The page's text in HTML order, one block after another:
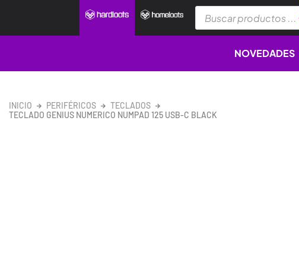
contenido
productos
NOVEDADES
INICIO PERIFÉRICOS
TECLADOS
TECLADO GENIUS NUMERICO NUMPAD 125 USB-C BLACK